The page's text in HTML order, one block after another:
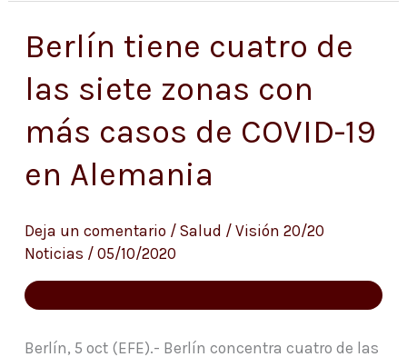
Berlín tiene cuatro de
las siete zonas con
más casos de COVID-19
en Alemania
Deja un comentario / Salud / Visión 20/20
Noticias / 05/10/2020
Berlín, 5 oct (EFE).- Berlín concentra cuatro de las
Berlín
cuatro
de
siete
con
casos